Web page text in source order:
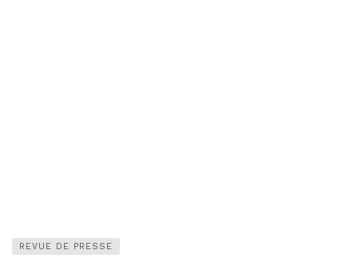
REVUE DE PRESSE